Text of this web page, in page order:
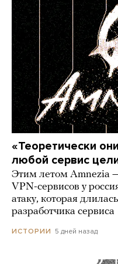
«Теоретически
любой сервис
Этим летом Amnezia
VPN-сервисов у
атаку, которая
разработчика сервиса
ИСТОРИИ 5 дней назад